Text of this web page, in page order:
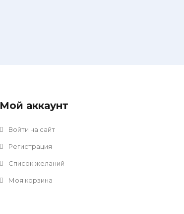
Мой аккаунт
Войти на сайт
Регистрация
Список желаний
Моя корзина